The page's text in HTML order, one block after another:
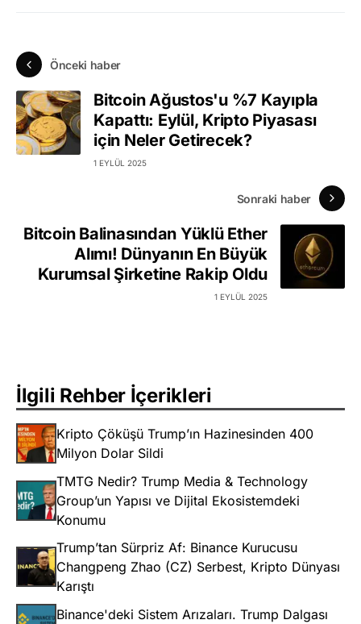
Önceki haber
Bitcoin Ağustos'u %7 Kayıpla
Kapattı: Eylül, Kripto Piyasası
için Neler Getirecek?
1 EYLÜL 2025
Sonraki haber
Bitcoin Balinasından Yüklü Ether
Alımı! Dünyanın En Büyük
Kurumsal Şirketine Rakip Oldu
1 EYLÜL 2025
İlgili Rehber İçerikleri
Kripto Çöküşü Trump’ın Hazinesinden 400
Milyon Dolar Sildi
TMTG Nedir? Trump Media & Technology
Group’un Yapısı ve Dijital Ekosistemdeki
Konumu
Trump’tan Sürpriz Af: Binance Kurucusu
Changpeng Zhao (CZ) Serbest, Kripto Dünyası
Karıştı
Binance'deki Sistem Arızaları. Trump Dalgası